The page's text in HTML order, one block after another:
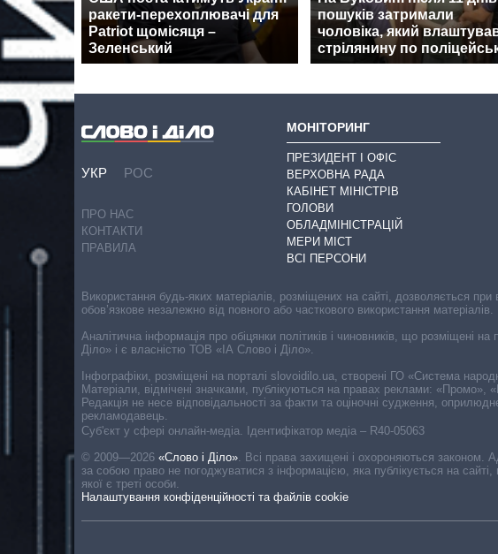
ракети-перехоплювачі для
Patriot щомісяця –
Зеленський
пошуків затримали
чоловіка, який
стрілянину по
УКР РОС
ПРО НАС
КОНТАКТИ
ПРАВИЛА
МОНІТОРИНГ
ПРЕЗИДЕНТ І ОФІС
ВЕРХОВНА РАДА
КАБІНЕТ МІНІСТРІВ
ГОЛОВИ
ОБЛАДМІНІСТРАЦІЙ
МЕРИ МІСТ
ВСІ ПЕРСОНИ
Cуб'єкт у сфері онлайн-медіа. Ідентифікатор медіа – R40-05063
© 2009—2026 «Слово і Діло»
Всі права захищені і охороняються законом.
за собою право не погоджуватися з інформацією, яка публікується на
якої є треті особи.
Налаштування конфіденційності та файлів cookie
Використання будь-яких матеріалів, розміщених на сайті, дозволяється
обов’язкове незалежно від повного або часткового використання матеріалів.
Аналітична інформація про обіцянки політиків і чиновників, що розміщені
Діло» і є власністю ТОВ «ІА Слово і Діло».
Інфографіки, розміщені на порталі slovoidilo.ua, створені ГО «Система
Матеріали, відмічені значками, публікуються на правах реклами:
Редакція не несе відповідальності за факти та оціночні судження,
рекламодавець.